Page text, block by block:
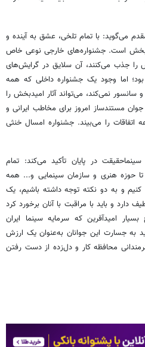
می‌گوید: با تمام تلخی، عشق به آینده و
است. جشنواره‌های خارجی نوعی خاص
را جذب می‌کنند، آن سلایق در گرایش‌های
بود؛ اما وجود یک جشنواره داخلی که همه
نمی‌کند، می‌تواند آثار امیدبخش را
مستندساز امروز برای مخاطب ایرانی و
را می‌بیند. جشنواره امسال خنثی
در پایان تأکید می‌کند: تمام
حوزه هنری و سازمان سینمایی و... همه
و به دو نکته توجه داشته باشیم، یک
دارد و باید با مراقبت با آنان برخورد کرد
امیدآفرین که سرمایه سینما ایران
به جسارت این جوانان به‌عنوان یک ارزش
محافظه کار و دل‌زده از دست رفتن